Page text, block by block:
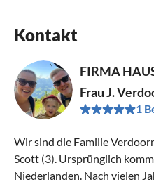
Kontakt
FIRMA
Frau J.
1
Wir sind die Familie
Scott (3). Ursprünglich
Niederlanden. Nach vielen